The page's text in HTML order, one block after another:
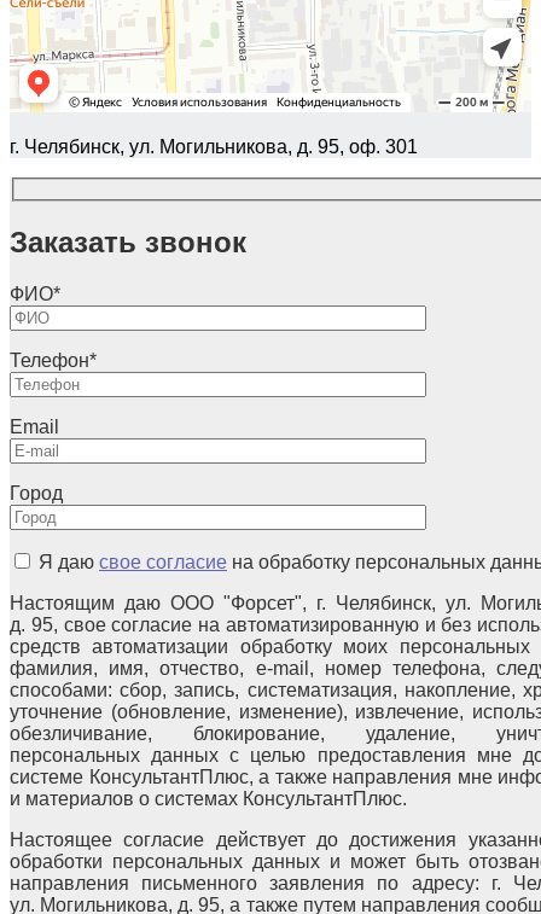
г. Челябинск, ул. Могильникова, д. 95, оф. 301
Заказать звонок
ФИО*
Телефон*
Email
Город
Я даю свое согласие на обработку персональных
Настоящим даю ООО "Форсет", г. Челябинск, ул.
д. 95, свое согласие на автоматизированную и без
средств автоматизации обработку моих персональных
фамилия, имя, отчество, e-mail, номер телефона,
способами: сбор, запись, систематизация, накопление,
уточнение (обновление, изменение), извлечение,
обезличивание, блокирование, удаление,
персональных данных с целью предоставления мне
системе КонсультантПлюс, а также направления мне
и материалов о системах КонсультантПлюс.
Настоящее согласие действует до достижения
обработки персональных данных и может быть
направления письменного заявления по адресу: г.
ул. Могильникова, д. 95, а также путем направления